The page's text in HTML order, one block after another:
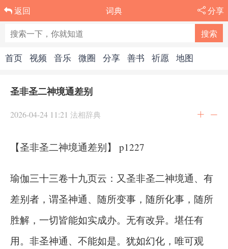
返回 词典 分享
首页 视频 音乐 微圈 分享 善书 祈愿 地图
圣非圣二神境通差别
2026-04-24 11:21 法相辞典
【圣非圣二神境通差别】 p1227
瑜伽三十三卷十九页云：又圣非圣二神境通、有
差别者，谓圣神通、随所变事，随所化事，随所
胜解，一切皆能如实成办。无有改异。堪任有
用。非圣神通、不能如是。犹如幻化，唯可观